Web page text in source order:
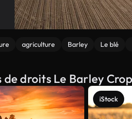
agriculture Barley Le blé
droits Le Barley
iStock